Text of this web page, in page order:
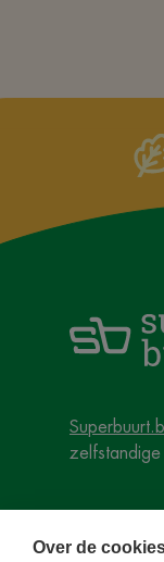
Over de
zelfstandige